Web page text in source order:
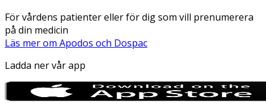
För vårdens patienter eller för dig som vill prenumerera
på din medicin
Läs mer om Apodos och Dospac
Ladda ner vår app